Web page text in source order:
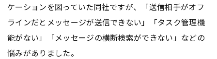
ケーションを図っていた同社ですが、「送信相手がオフ
ラインだとメッセージが送信できない」「タスク管理機
能がない」「メッセージの横断検索ができない」などの
悩みがありました。